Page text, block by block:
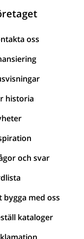
oss
historia
och svar
bygga med oss
kataloger